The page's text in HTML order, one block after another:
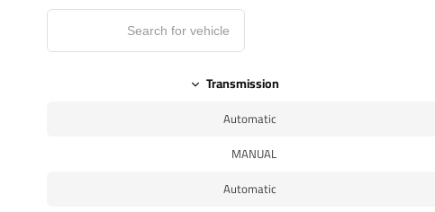
Transmission
Automatic
MANUAL
Automatic